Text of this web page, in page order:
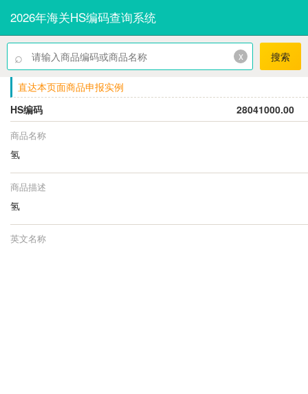
2026年海关HS编码查询系统
⌕ x 搜索
直达本页面商品申报实例
HS编码
28041000.00
商品名称
氢
商品描述
氢
英文名称